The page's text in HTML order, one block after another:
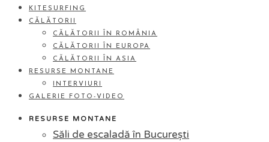
KITESURFING
CĂLĂTORII
CĂLĂTORII ÎN ROMÂNIA
CĂLĂTORII ÎN EUROPA
CĂLĂTORII ÎN ASIA
RESURSE MONTANE
INTERVIURI
GALERIE FOTO-VIDEO
RESURSE MONTANE
Săli de escaladă în București